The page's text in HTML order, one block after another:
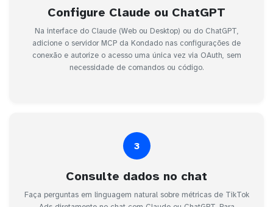
Configure Claude ou ChatGPT
Na interface do Claude (Web ou Desktop) ou do ChatGPT,
adicione o servidor MCP da Kondado nas configurações de
conexão e autorize o acesso uma única vez via OAuth, sem
necessidade de comandos ou código.
3
Consulte dados no chat
Faça perguntas em linguagem natural sobre métricas de TikTok